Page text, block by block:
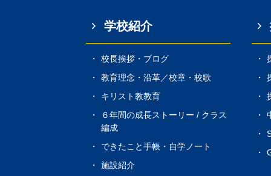
学校紹介
校長挨拶・ブログ
教育理念・沿革／校章・校歌
キリスト教教育
６年間の成長ストーリー / クラス
編成
できたこと手帳・自学ノート
施設紹介